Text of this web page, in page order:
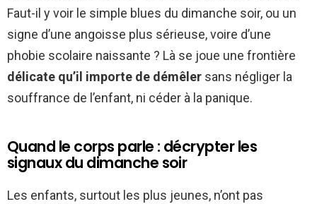
Faut-il y voir le simple blues du dimanche soir, ou un
signe d’une angoisse plus sérieuse, voire d’une
phobie scolaire naissante ? Là se joue une frontière
délicate qu’il importe de démêler sans négliger la
souffrance de l’enfant, ni céder à la panique.
Quand le corps parle : décrypter les
signaux du dimanche soir
Les enfants, surtout les plus jeunes, n’ont pas